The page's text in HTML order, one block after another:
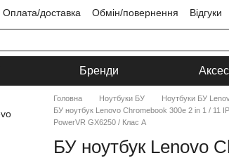
Оплата/доставка Обмін/повернення
Відгуки
Бренди
Головна Ноутбуки БУ
Ноутбуки БУ
БУ ноутбук Lenovo Chromebook 300e 2 in 1 / 11
PowerVR GX6250 / Клас A
БУ ноутбук Lenovo